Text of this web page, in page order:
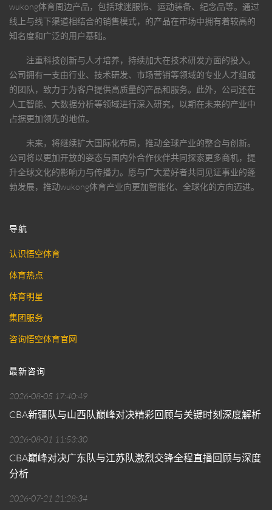
wukong体育周边产品，包括球迷服饰、运动装备、纪念品等。通过
线上与线下渠道相结合的销售模式，的产品在市场中拥有着较高的
知名度和广泛的用户基础。
注重科技创新与人才培养，持续加大在技术研发方面的投入。
公司拥有一支由行业、技术研发、市场营销等领域的专业人才组成
的团队，致力于为客户提供高质量的产品和服务。此外，公司还在
人工智能、大数据分析等领域进行深入研究，以期在未来的产业中
占据更加领先的地位。
未来，将继续扩大国际化布局，推动全球产业的整合与创新。
公司将以更加开放的姿态与国内外合作伙伴共同探索更多商机，提
升全球文化的影响力与传播力。愿与广大爱好者共同见证事业的蓬
勃发展，推动wukong体育产业向更加智能化、全球化的方向迈进。
导航
认识悟空体育
体育热点
体育明星
集团服务
咨询悟空体育官网
最新咨询
2026-08-05 17:40:49
CBA新疆队与山西队巅峰对决精彩回顾与关键时刻深度解析
2026-08-01 11:53:30
CBA巅峰对决广东队与江苏队激烈交锋全程直播回顾与深度
分析
2026-07-21 21:28:34